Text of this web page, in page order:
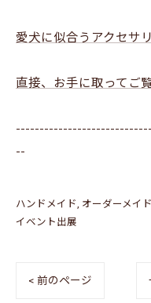
愛犬に似合うアクセサ
直接、お手に取ってご
--
ハンドメイド オーダーメイド
イベント出展
< 前のページ